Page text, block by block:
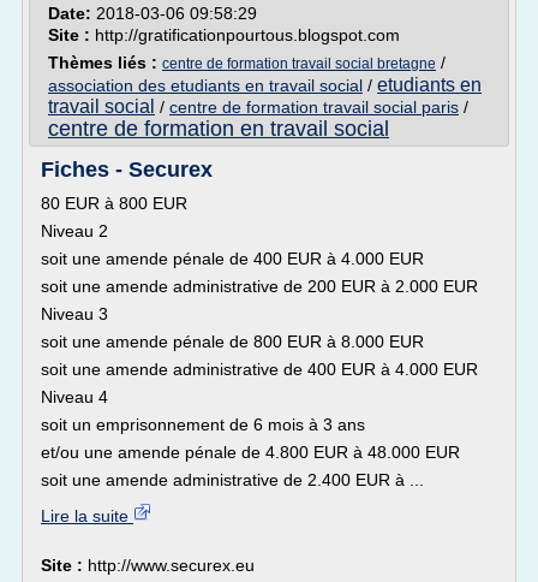
Date: 2018-03-06 09:58:29
Site : http://gratificationpourtous.blogspot.com
Thèmes liés : centre de formation travail social bretagne /
association des etudiants en travail social / etudiants en
travail social / centre de formation travail social paris /
centre de formation en travail social
Fiches - Securex
80 EUR à 800 EUR
Niveau 2
soit une amende pénale de 400 EUR à 4.000 EUR
soit une amende administrative de 200 EUR à 2.000 EUR
Niveau 3
soit une amende pénale de 800 EUR à 8.000 EUR
soit une amende administrative de 400 EUR à 4.000 EUR
Niveau 4
soit un emprisonnement de 6 mois à 3 ans
et/ou une amende pénale de 4.800 EUR à 48.000 EUR
soit une amende administrative de 2.400 EUR à ...
Lire la suite
Site : http://www.securex.eu